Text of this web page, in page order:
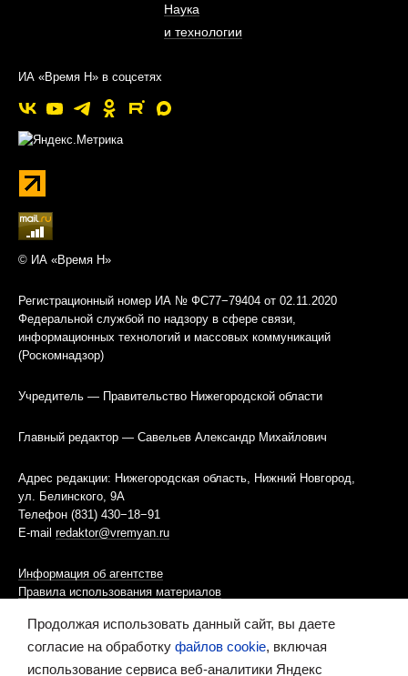
Наука
и технологии
ИА «Время Н» в соцсетях
© ИА «Время Н»
Регистрационный номер ИА № ФС77−79404 от 02.11.2020
Федеральной службой по надзору в сфере связи,
информационных технологий и массовых коммуникаций
(Роскомнадзор)
Учредитель — Правительство Нижегородской области
Главный редактор — Савельев Александр Михайлович
Адрес редакции: Нижегородская область, Нижний Новгород,
ул. Белинского, 9А
Телефон (831) 430−18−91
E-mail redaktor@vremyan.ru
Информация об агентстве
Правила использования материалов
Информационная политика использования «cookies»-файлов
Продолжая использовать данный сайт, вы даете
согласие на обработку файлов cookie, включая
использование сервиса веб-аналитики Яндекс